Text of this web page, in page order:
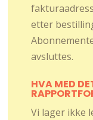
etter
avsluttes.
HVA MED
Vi lager ikke